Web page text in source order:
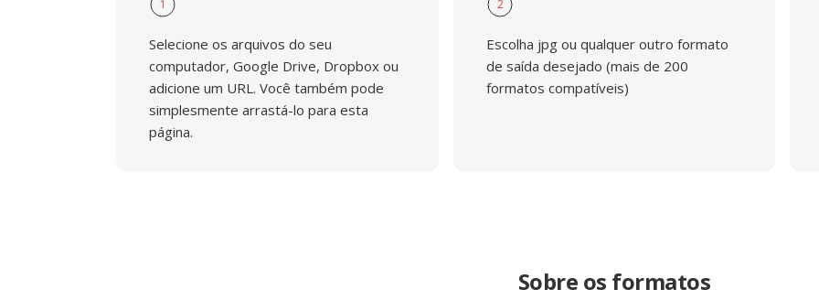
1
Selecione os arquivos do seu
computador, Google Drive, Dropbox ou
adicione um URL. Você também pode
simplesmente arrastá-lo para esta
página.
2
Escolha jpg ou qualquer outro formato
de saída desejado (mais de 200
formatos compatíveis)
Sobre os formatos